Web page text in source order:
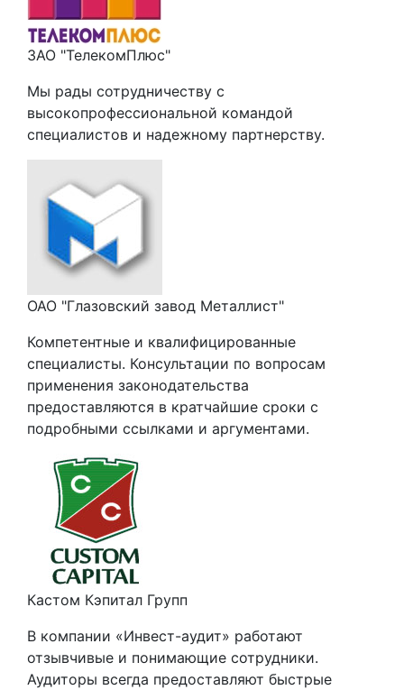
ЗАО "ТелекомПлюс"
Мы рады сотрудничеству с
высокопрофессиональной командой
специалистов и надежному партнерству.
ОАО "Глазовский завод Металлист"
Компетентные и квалифицированные
специалисты. Консультации по вопросам
применения законодательства
предоставляются в кратчайшие сроки с
подробными ссылками и аргументами.
Кастом Кэпитал Групп
В компании «Инвест-аудит» работают
отзывчивые и понимающие сотрудники.
Аудиторы всегда предоставляют быстрые